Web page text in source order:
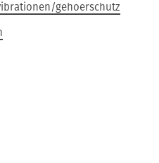
gehoerschutz